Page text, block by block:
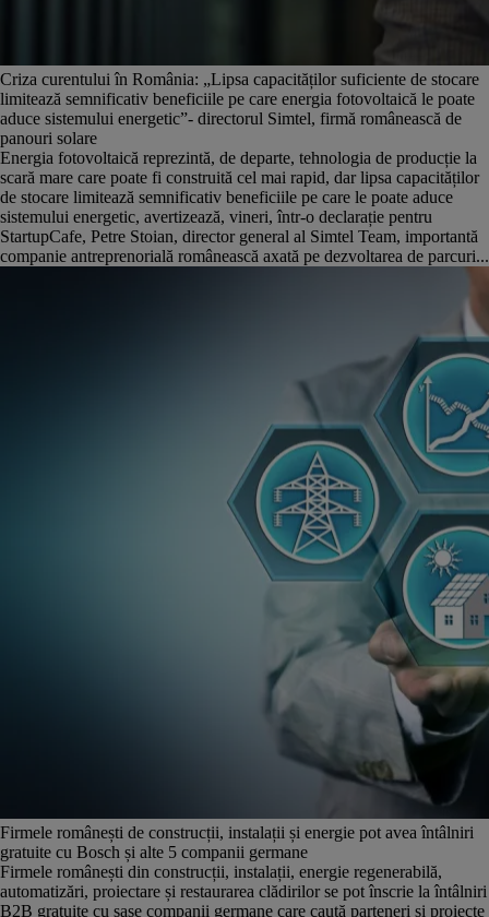
Criza curentului în România: „Lipsa capacităților suficiente de stocare
limitează semnificativ beneficiile pe care energia fotovoltaică le poate
aduce sistemului energetic”- directorul Simtel, firmă românească de
panouri solare
Energia fotovoltaică reprezintă, de departe, tehnologia de producție la
scară mare care poate fi construită cel mai rapid, dar lipsa capacităților
de stocare limitează semnificativ beneficiile pe care le poate aduce
sistemului energetic, avertizează, vineri, într-o declarație pentru
StartupCafe, Petre Stoian, director general al Simtel Team, importantă
companie antreprenorială românească axată pe dezvoltarea de parcuri...
Firmele românești de construcții, instalații și energie pot avea întâlniri
gratuite cu Bosch și alte 5 companii germane
Firmele românești din construcții, instalații, energie regenerabilă,
automatizări, proiectare și restaurarea clădirilor se pot înscrie la întâlniri
B2B gratuite cu șase companii germane care caută parteneri și proiecte